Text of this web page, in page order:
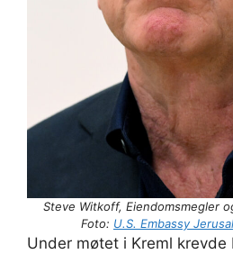
Steve Witkoff, Eiendomsmegler
Foto: U.S. Embassy
Under møtet i Kreml krevde